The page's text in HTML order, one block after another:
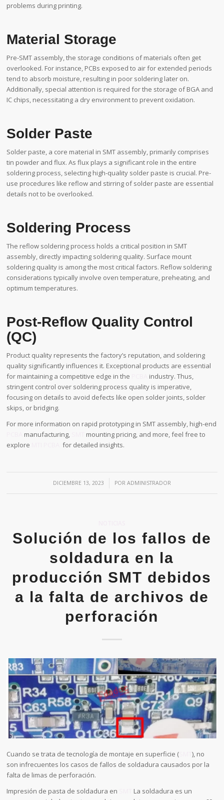
problems during printing.
Material Storage
Pre-SMT assembly, the storage conditions of materials often get
overlooked. For instance, PCBs exposed to air for extended periods
tend to absorb moisture, resulting in poor soldering later on.
Additionally, special attention is required for the storage of BGA and
IC chips, necessitating a dry environment to prevent oxidation.
Solder Paste
Solder paste, a core material in SMT assembly, primarily comprises
tin powder and flux. As flux plays a significant role in the entire
soldering process, selecting high-quality solder paste is crucial. Pre-
use procedures like reflow and stirring of solder paste are essential
details not to be overlooked.
Soldering Process
The reflow soldering process holds a critical position in SMT
assembly, directly impacting soldering quality. Surface mount
soldering quality is among the most critical factors. Reflow soldering
considerations typically involve oven temperature, preheating, and
optimum temperatures.
Post-Reflow Quality Control
(QC)
Product quality represents the factory’s reputation, and soldering
quality significantly influences it. Exceptional products are essential
for maintaining a competitive edge in the
industry. Thus,
stringent control over soldering process quality is imperative,
focusing on details to avoid defects like open solder joints, solder
skips, or bridging.
For more information on rapid prototyping in SMT assembly, high-end
manufacturing,
mounting pricing, and more, feel free to
explore
for detailed insights.
DICIEMBRE 13, 2023
/ POR ADMINISTRADOR
Solución de los fallos de
soldadura en la
producción SMT debidos
a la falta de archivos de
perforación
Cuando se trata de tecnología de montaje en superficie ( SMT), no
son infrecuentes los casos de fallos de soldadura causados por la
falta de limas de perforación.
Impresión de pasta de soldadura en
La soldadura es un